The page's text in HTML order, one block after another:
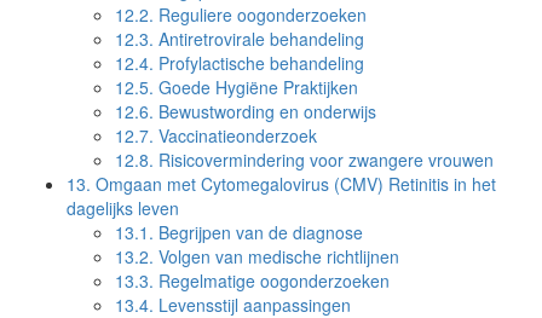
12.2. Reguliere oogonderzoeken
12.3. Antiretrovirale behandeling
12.4. Profylactische behandeling
12.5. Goede Hygiëne Praktijken
12.6. Bewustwording en onderwijs
12.7. Vaccinatieonderzoek
12.8. Risicovermindering voor zwangere vrouwen
13. Omgaan met Cytomegalovirus (CMV) Retinitis in het
dagelijks leven
13.1. Begrijpen van de diagnose
13.2. Volgen van medische richtlijnen
13.3. Regelmatige oogonderzoeken
13.4. Levensstijl aanpassingen